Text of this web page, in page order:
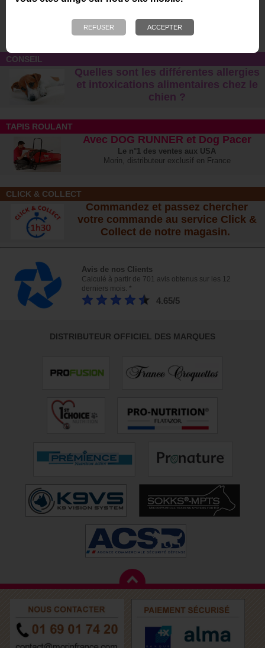
Choisissez la qualité artisanale
Cuir, biothane, gomme, corde, nylon... faites
votre choix :-)
CONSEIL
Quelles sont les différentes allergies
et intoxications alimentaires chez le
chien ?
TAPIS ROULANT
Avec DOG RUNNER et Dog Pacer
Le n°1 des ventes aux USA
Morin, distributeur exclusif en France
CLICK & COLLECT
Commandez et passez chercher
votre commande au service Click &
Collect de notre magasin.
Avis de nos Clients
Calculé à partir de 701 avis obtenus sur les 12
derniers mois. *
4.65/5
DISTRIBUTEUR OFFICIEL DES MARQUES